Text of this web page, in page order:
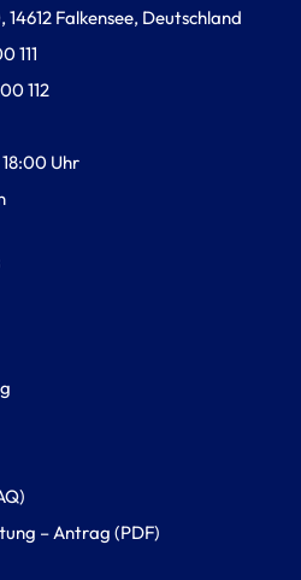
Falkensee, Deutschland
111
112
Uhr
– Antrag (PDF)